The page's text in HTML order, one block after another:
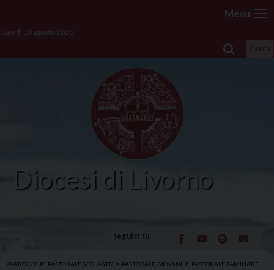
content
Menu
lunedì 10 agosto 2026
Diocesi di Livorno
seguici su
PARROCCHIE PASTORALE SCOLASTICA PASTORALE GIOVANILE PASTORALE FAMILIARE